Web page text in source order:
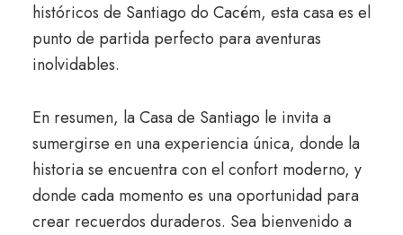
históricos de Santiago do Cacém, esta casa es el
punto de partida perfecto para aventuras
inolvidables.
En resumen, la Casa de Santiago le invita a
sumergirse en una experiencia única, donde la
historia se encuentra con el confort moderno, y
donde cada momento es una oportunidad para
crear recuerdos duraderos. Sea bienvenido a